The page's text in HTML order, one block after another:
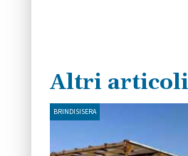
Altri articoli
BRINDISISERA